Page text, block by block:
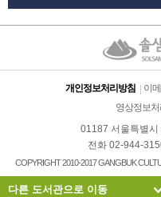
개인정보처리방침 이
영상정보
01187 서울특별
전화 02-944-
COPYRIGHT 2010-2017 GANGBUK